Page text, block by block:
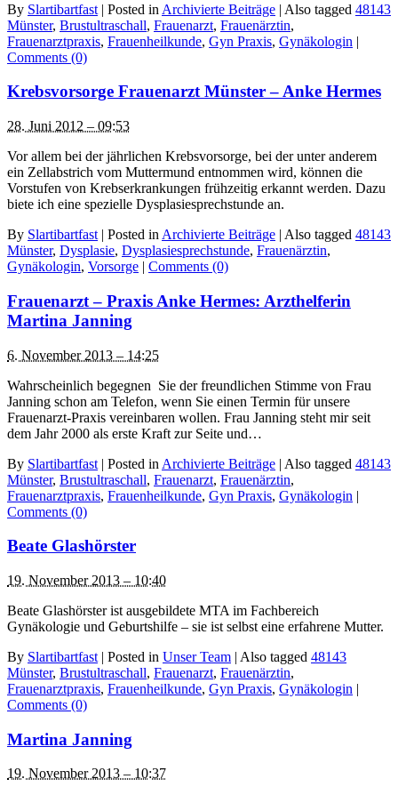
By Slartibartfast | Posted in Archivierte Beiträge | Also tagged 48143
Münster, Brustultraschall, Frauenarzt, Frauenärztin,
Frauenarztpraxis, Frauenheilkunde, Gyn Praxis, Gynäkologin |
Comments (0)
Krebsvorsorge Frauenarzt Münster – Anke Hermes
28. Juni 2012 – 09:53
Vor allem bei der jährlichen Krebsvorsorge, bei der unter anderem
ein Zellabstrich vom Muttermund entnommen wird, können die
Vorstufen von Krebserkrankungen frühzeitig erkannt werden. Dazu
biete ich eine spezielle Dysplasiesprechstunde an.
By Slartibartfast | Posted in Archivierte Beiträge | Also tagged 48143
Münster, Dysplasie, Dysplasiesprechstunde, Frauenärztin,
Gynäkologin, Vorsorge | Comments (0)
Frauenarzt – Praxis Anke Hermes: Arzthelferin
Martina Janning
6. November 2013 – 14:25
Wahrscheinlich begegnen Sie der freundlichen Stimme von Frau
Janning schon am Telefon, wenn Sie einen Termin für unsere
Frauenarzt-Praxis vereinbaren wollen. Frau Janning steht mir seit
dem Jahr 2000 als erste Kraft zur Seite und…
By Slartibartfast | Posted in Archivierte Beiträge | Also tagged 48143
Münster, Brustultraschall, Frauenarzt, Frauenärztin,
Frauenarztpraxis, Frauenheilkunde, Gyn Praxis, Gynäkologin |
Comments (0)
Beate Glashörster
19. November 2013 – 10:40
Beate Glashörster ist ausgebildete MTA im Fachbereich
Gynäkologie und Geburtshilfe – sie ist selbst eine erfahrene Mutter.
By Slartibartfast | Posted in Unser Team | Also tagged 48143
Münster, Brustultraschall, Frauenarzt, Frauenärztin,
Frauenarztpraxis, Frauenheilkunde, Gyn Praxis, Gynäkologin |
Comments (0)
Martina Janning
19. November 2013 – 10:37